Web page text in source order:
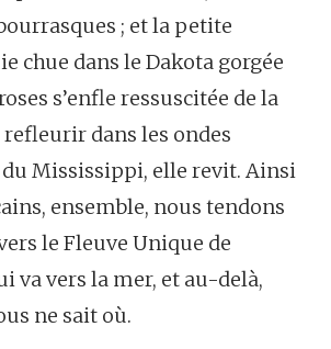
; etla petite
chue dans le Dakota gorgée
s’enfle ressuscitée de la
refleurir dans les ondes
du Mississippi, elle revit. Ainsi
ensemble, nous tendons
le Fleuve Unique de
vavers la mer, et au-delà,
ne sait où.